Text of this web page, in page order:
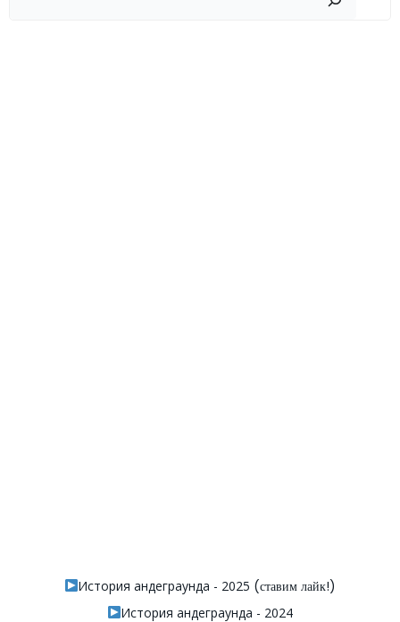
История андеграунда - 2025 (ставим лайк!)
История андеграунда - 2024